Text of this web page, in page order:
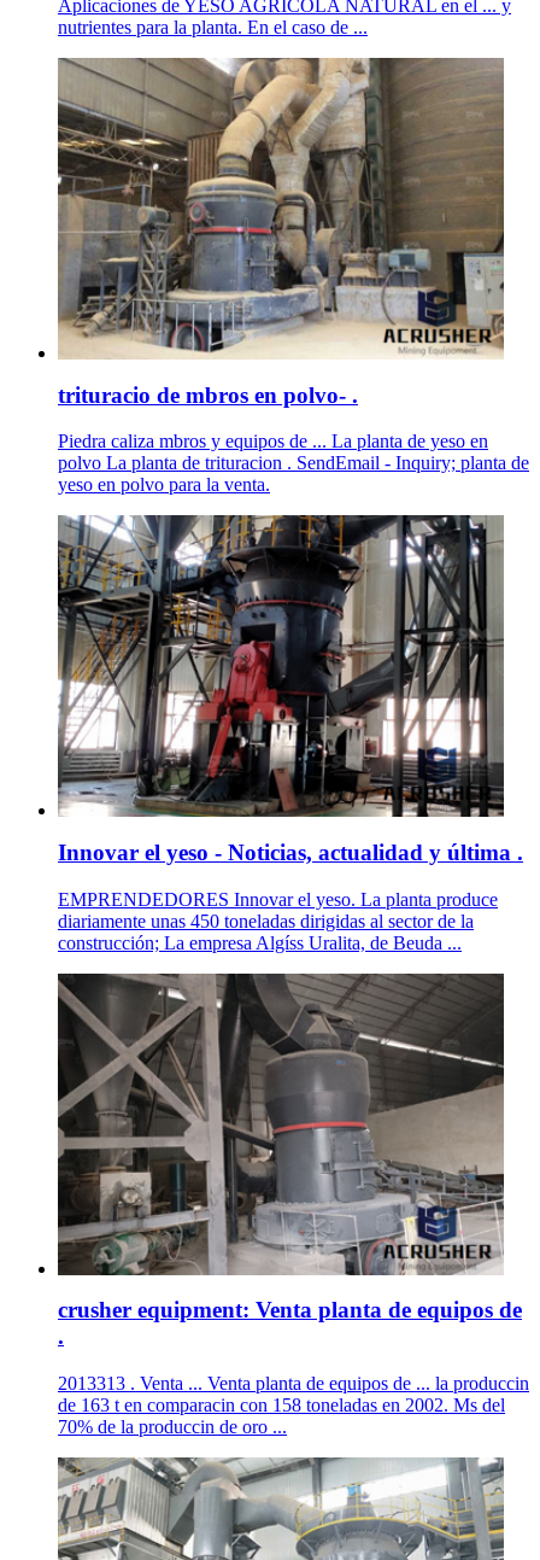
Aplicaciones de YESO AGRICOLA NATURAL en el ... y
nutrientes para la planta. En el caso de ...
trituracio de mbros en polvo- .
Piedra caliza mbros y equipos de ... La planta de yeso en
polvo La planta de trituracion . SendEmail - Inquiry; planta de
yeso en polvo para la venta.
Innovar el yeso - Noticias, actualidad y última .
EMPRENDEDORES Innovar el yeso. La planta produce
diariamente unas 450 toneladas dirigidas al sector de la
construcción; La empresa Algíss Uralita, de Beuda ...
crusher equipment: Venta planta de equipos de
.
2013313 . Venta ... Venta planta de equipos de ... la produccin
de 163 t en comparacin con 158 toneladas en 2002. Ms del
70% de la produccin de oro ...